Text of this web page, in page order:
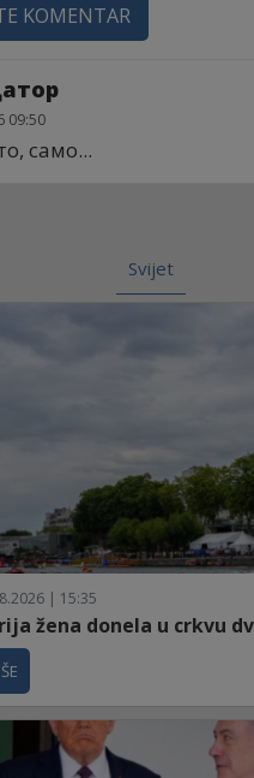
KOMENTAR
09:50
само...
Svijet
| 15:35
žena donela u crkvu